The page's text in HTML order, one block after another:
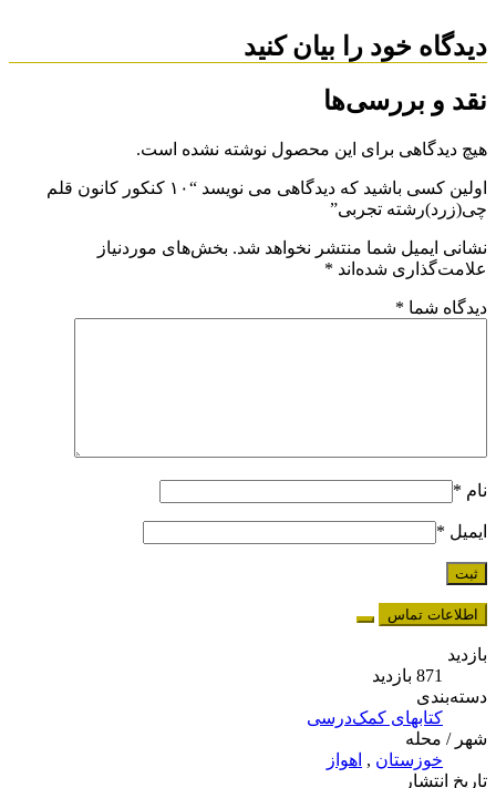
دیدگاه خود را بیان کنید
نقد و بررسی‌ها
هیچ دیدگاهی برای این محصول نوشته نشده است.
اولین کسی باشید که دیدگاهی می نویسد “۱۰ کنکور کانون قلم
چی(زرد)رشته تجربی”
نشانی ایمیل شما منتشر نخواهد شد.بخش‌های موردنیاز
علامت‌گذاری شده‌اند *
دیدگاه شما *
نام *
ایمیل *
اطلاعات تماس
بازدید
871 بازدید
دسته‌بندی
کتابهای کمک‌درسی
شهر / محله
خوزستان, اهواز
تاریخ انتشار